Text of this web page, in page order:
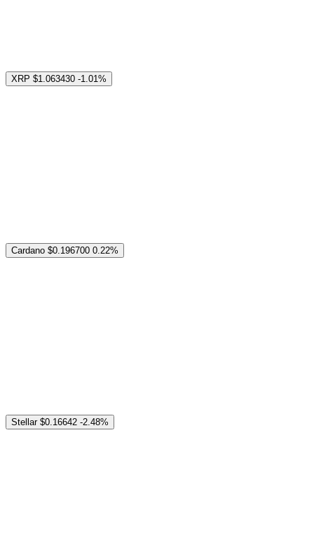
XRP $1.063430 -1.01%
Cardano $0.196700 0.22%
Stellar $0.16642 -2.48%